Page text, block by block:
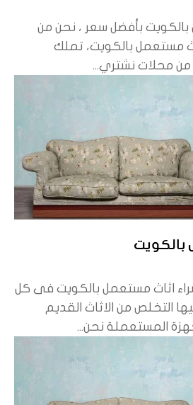
بأفضل سعر ، نحن من
مستعمل بالكويت، تملك
من محلات نشتري...
بالكويت
اثاث مستعمل بالكويت فى كل
التخلص من الاثاث القديم
المستعملة نحن...